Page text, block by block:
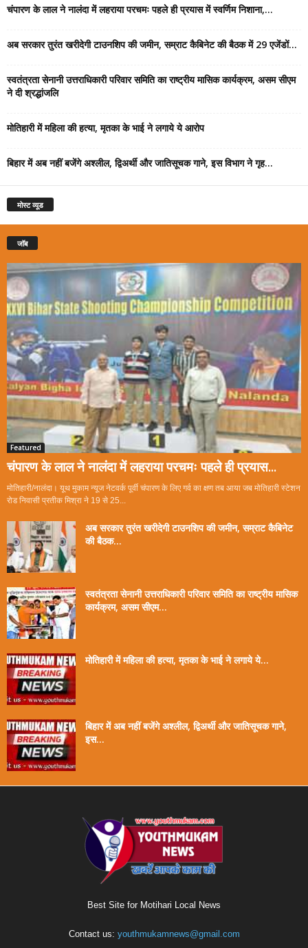
चंपारण के लाल ने नालंदा में लहराया परचमः पहले ही प्रयास में स्वर्णिम निशाना,...
अब सरकार तुरंत खरीदेगी टाउनशिप की जमीन, सम्राट कैबिनेट की बैठक में 29 एजेंडों...
स्वतंत्रता सेनानी उत्तराधिकारी परिवार समिति का राष्ट्रीय मासिक कार्यक्रम, असम सीएम
ने दी श्रद्धांजलि
मोतिहारी में महिला की हत्या, मृतका के भाई ने लगाये ये आरोप
बिहार में अब नहीं बजेंगे अश्लील, द्विअर्थी और जातिसूचक गाने, इस विभाग ने गृह...
मोस्ट व्यूड
जॉब
Featured
चंपारण के लाल ने नालंदा में लहराया परचमः पहले ही प्रयास...
मोतिहारी/नालंदा। यूथ मुकाम न्यूज नेटवर्क पूर्वी चंपारण के लिए गर्व का क्षण तब आया जब मोतिहारी स्टेशन
रोड निवासी प्रतीक मिश्रा ने 19 से 25...
अब सरकार तुरंत खरीदेगी टाउनशिप की जमीन, सम्राट कैबिनेट
की बैठक...
स्वतंत्रता सेनानी उत्तराधिकारी परिवार समिति का राष्ट्रीय मासिक
कार्यक्रम, असम सीएम...
मोतिहारी में महिला की हत्या, मृतका के भाई ने लगाये ये...
बिहार में अब नहीं बजेंगे अश्लील, द्विअर्थी और जातिसूचक गाने,
इस...
Best Site for Motihari Local News
Contact us: youthmukamnews@gmail.com